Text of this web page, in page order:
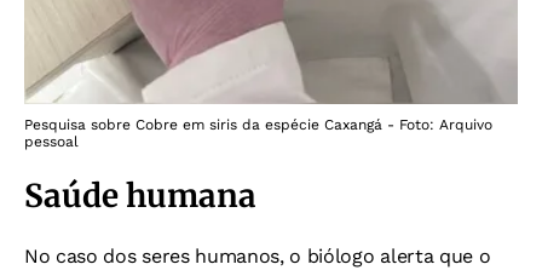
Pesquisa sobre Cobre em siris da espécie Caxangá - Foto: Arquivo
pessoal
Saúde humana
No caso dos seres humanos,o biólogo alerta que o